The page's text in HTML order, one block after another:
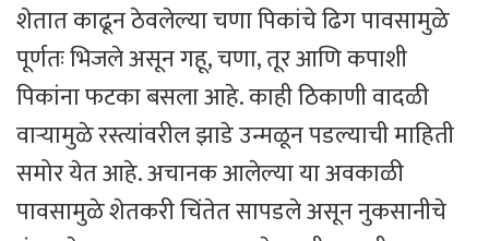
शेतात काढून ठेवलेल्या चणा पिकांचे ढिग पावसामुळे
पूर्णतः भिजले असून गहू, चणा, तूर आणि कपाशी
पिकांना फटका बसला आहे. काही ठिकाणी वादळी
वाऱ्यामुळे रस्त्यांवरील झाडे उन्मळून पडल्याची माहिती
समोर येत आहे. अचानक आलेल्या या अवकाळी
पावसामुळे शेतकरी चिंतेत सापडले असून नुकसानीचे